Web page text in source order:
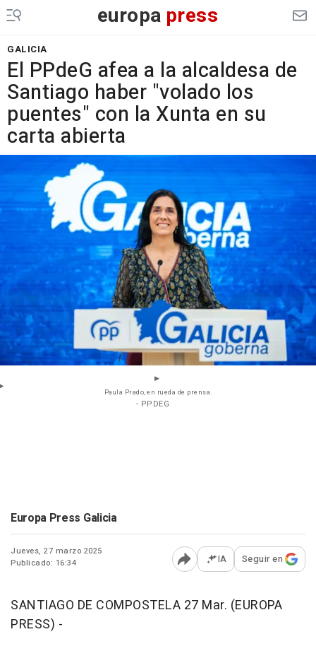
europa press
GALICIA
El PPdeG afea a la alcaldesa de
Santiago haber "volado los
puentes" con la Xunta en su
carta abierta
Paula Prado, en rueda de prensa.
- PPDEG
Europa Press Galicia
Jueves, 27 marzo 2025
Publicado: 16:34
Abrir opciones para
IA Seguir en
SANTIAGO DE COMPOSTELA 27 Mar. (EUROPA
PRESS) -